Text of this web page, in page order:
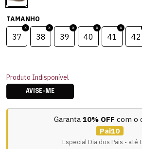
TAMANHO
37 38 39 40 41 42
Produto Indisponível
AVISE-ME
Garanta 10% OFF com o
Pai10
Especial Dia dos Pais • até